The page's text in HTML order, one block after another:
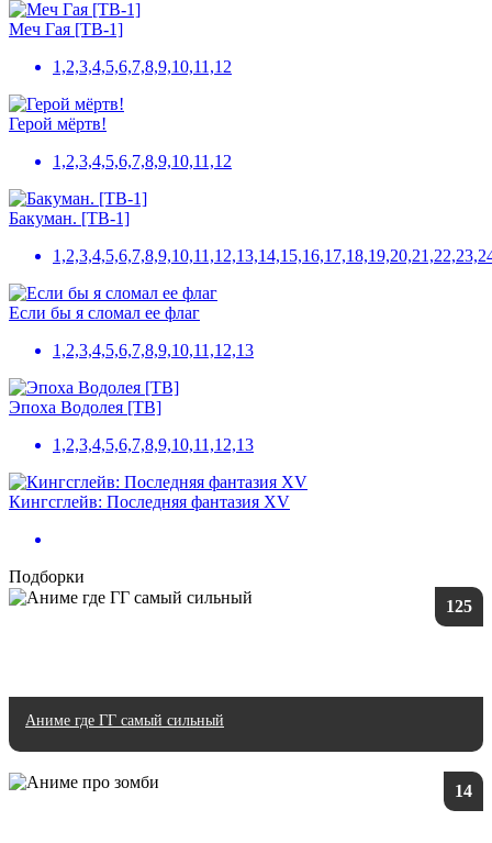
Меч Гая [ТВ-1]
1,2,3,4,5,6,7,8,9,10,11,12
Герой мёртв!
1,2,3,4,5,6,7,8,9,10,11,12
Бакуман. [ТВ-1]
Если бы я сломал ее флаг
1,2,3,4,5,6,7,8,9,10,11,12,13
Эпоха Водолея [ТВ]
1,2,3,4,5,6,7,8,9,10,11,12,13
Кингсглейв: Последняя фантазия XV
Подборки
125
Аниме где ГГ самый сильный
14